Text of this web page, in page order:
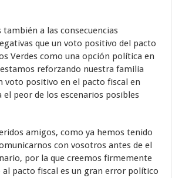
a las consecuencias
que un voto positivo del pacto
Verdes como una opción política en
reforzando nuestra familia
voto positivo en el pacto fiscal en
el peor de los escenarios posibles
amigos, como ya hemos tenido
con vosotros antes de el
por la que creemos firmemente
pacto fiscal es un gran error político